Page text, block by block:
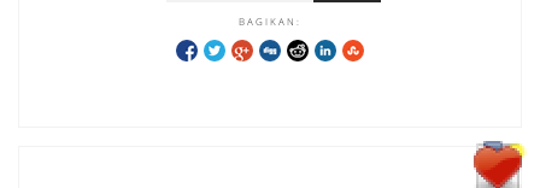
BAGIKAN: